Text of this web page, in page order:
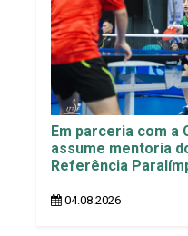
Em parceria com a
assume mentoria
Referência
04.08.2026